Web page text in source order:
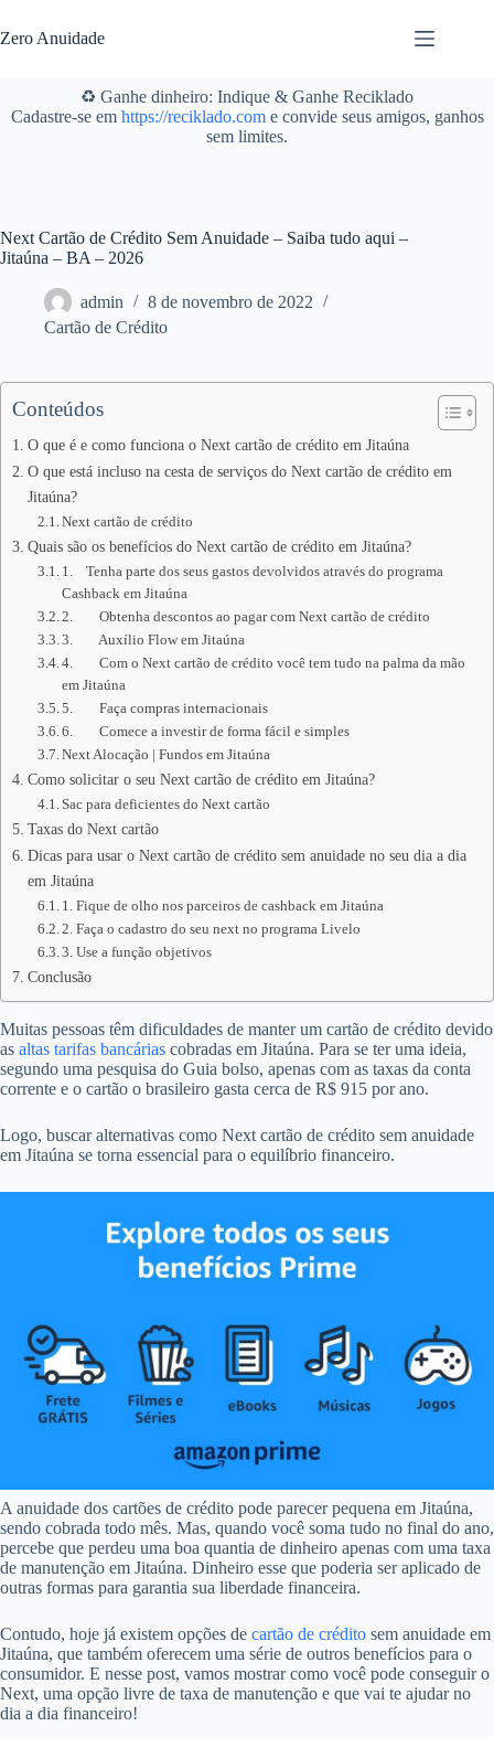
para
o
Zero Anuidade
♻️ Ganhe dinheiro: Indique & Ganhe Reciklado
Cadastre-se em https://reciklado.come convide seus amigos, ganhos
sem limites.
Next Cartão de Crédito Sem Anuidade – Saiba tudo aqui –
Jitaúna – BA – 2026
admin
8 de novembro de 2022
Cartão de Crédito
Conteúdos
O que é e como funciona o Next cartão de crédito em Jitaúna
O que está incluso na cesta de serviços do Next cartão de crédito em
Jitaúna?
Next cartão de crédito
Quais são os benefícios do Next cartão de crédito em Jitaúna?
1. Tenha parte dos seus gastos devolvidos através do programa
Cashback em Jitaúna
2. Obtenha descontos ao pagar com Next cartão de crédito
3. Auxílio Flow em Jitaúna
4. Com o Next cartão de crédito você tem tudo na palma da mão
em Jitaúna
5. Faça compras internacionais
6. Comece a investir de forma fácil e simples
Next Alocação | Fundos em Jitaúna
Como solicitar o seu Next cartão de crédito em Jitaúna?
Sac para deficientes do Next cartão
Taxas do Next cartão
Dicas para usar o Next cartão de crédito sem anuidade no seu dia a dia
em Jitaúna
1. Fique de olho nos parceiros de cashback em Jitaúna
2. Faça o cadastro do seu next no programa Livelo
3. Use a função objetivos
Conclusão
Muitas pessoas têm dificuldades de manter um cartão de crédito devido
as altas tarifas bancárias cobradas em Jitaúna. Para se ter uma ideia,
segundo uma pesquisa do Guia bolso, apenas com as taxas da conta
corrente e o cartão o brasileiro gasta cerca de R$ 915 por ano.
Logo, buscar alternativas como Next cartão de crédito sem anuidade
em Jitaúna se torna essencial para o equilíbrio financeiro.
A anuidade dos cartões de crédito pode parecer pequena em Jitaúna,
sendo cobrada todo mês. Mas, quando você soma tudo no final do ano,
percebe que perdeu uma boa quantia de dinheiro apenas com uma taxa
de manutenção em Jitaúna. Dinheiro esse que poderia ser aplicado de
outras formas para garantia sua liberdade financeira.
Contudo, hoje já existem opções de cartão de crédito sem anuidade em
Jitaúna, que também oferecem uma série de outros benefícios para o
consumidor. E nesse post, vamos mostrar como você pode conseguir o
Next, uma opção livre de taxa de manutenção e que vai te ajudar no
dia a dia financeiro!